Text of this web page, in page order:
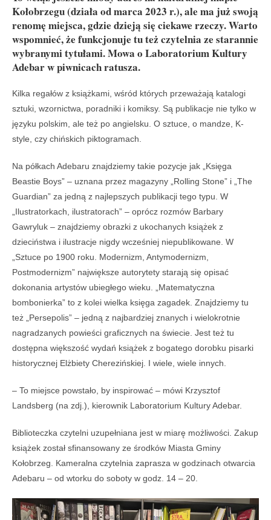
Kołobrzegu (działa od marca 2023 r.), ale ma już swoją
renomę miejsca, gdzie dzieją się ciekawe rzeczy. Warto
wspomnieć, że funkcjonuje tu też czytelnia ze starannie
wybranymi tytułami. Mowa o Laboratorium Kultury
Adebar w piwnicach ratusza.
Kilka regałów z książkami, wśród których przeważają katalogi
sztuki, wzornictwa, poradniki i komiksy. Są publikacje nie tylko w
języku polskim, ale też po angielsku. O sztuce, o mandze, K-
style, czy chińskich piktogramach.
Na półkach Adebaru znajdziemy takie pozycje jak „Księga
Beastie Boys” – uznana przez magazyny „Rolling Stone” i „The
Guardian” za jedną z najlepszych publikacji tego typu. W
„Ilustratorkach, ilustratorach” – oprócz rozmów Barbary
Gawryluk – znajdziemy obrazki z ukochanych książek z
dzieciństwa i ilustracje nigdy wcześniej niepublikowane. W
„Sztuce po 1900 roku. Modernizm, Antymodernizm,
Postmodernizm” największe autorytety starają się opisać
dokonania artystów ubiegłego wieku. „Matematyczna
bombonierka” to z kolei wielka księga zagadek. Znajdziemy tu
też „Persepolis” – jedną z najbardziej znanych i wielokrotnie
nagradzanych powieści graficznych na świecie. Jest też tu
dostępna większość wydań książek z bogatego dorobku pisarki
historycznej Elżbiety Cherezińskiej. I wiele, wiele innych.
– To miejsce powstało, by inspirować – mówi Krzysztof
Landsberg (na zdj.), kierownik Laboratorium Kultury Adebar.
Biblioteczka czytelni uzupełniana jest w miarę możliwości. Zakup
książek został sfinansowany ze środków Miasta Gminy
Kołobrzeg. Kameralna czytelnia zaprasza w godzinach otwarcia
Adebaru – od wtorku do soboty w godz. 14 – 20.